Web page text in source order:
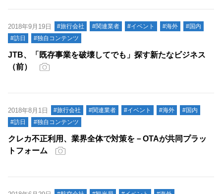
2018年9月19日 #旅行会社 #関連業者 #イベント #海外
#国内
#訪日
#独自コンテンツ
JTB、「既存事業を破壊してでも」探す新たなビジネス
（前）
2018年8月1日 #旅行会社 #関連業者 #イベント #海外
#国内
#訪日
#独自コンテンツ
クレカ不正利用、業界全体で対策を－OTAが共同プラッ
トフォーム